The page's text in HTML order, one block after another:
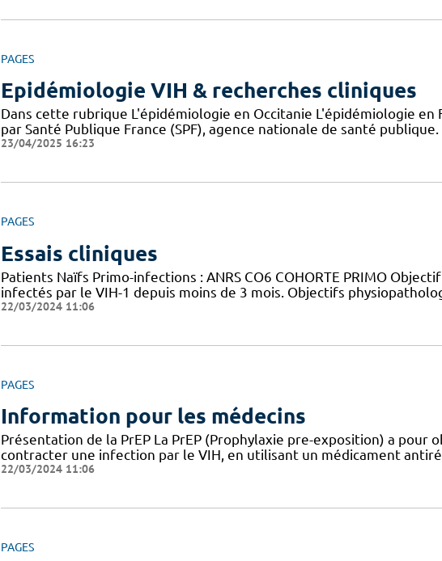
PAGES
Epidémiologie VIH & recherches cliniques
Dans cette rubrique L'épidémiologie en Occitanie L'épidémiologie en
par Santé Publique France (SPF), agence nationale de santé
23/04/2025 16:23
PAGES
Essais cliniques
Patients Naïfs Primo-infections : ANRS CO6 COHORTE PRIMO
infectés par le VIH-1 depuis moins de 3 mois. Objectifs
22/03/2024 11:06
PAGES
Information pour les médecins
Présentation de la PrEP La PrEP (Prophylaxie pre-exposition) a pour
contracter une infection par le VIH, en utilisant un médicament
22/03/2024 11:06
PAGES